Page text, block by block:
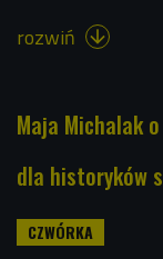
rozwiń 
Maja Michalak
dla historyków